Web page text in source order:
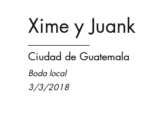
Xime y Juank
Ciudad de Guatemala
Boda local
3/3/2018